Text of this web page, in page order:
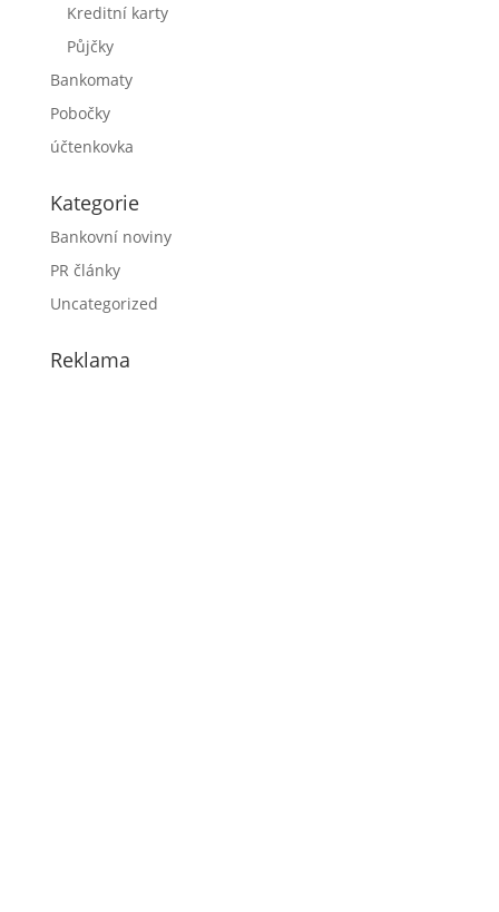
Kreditní karty
Půjčky
Bankomaty
Pobočky
účtenkovka
Kategorie
Bankovní noviny
PR články
Uncategorized
Reklama